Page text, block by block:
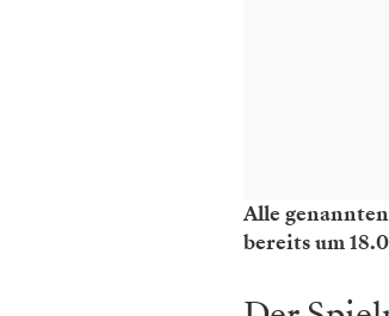
Alle
bereits um